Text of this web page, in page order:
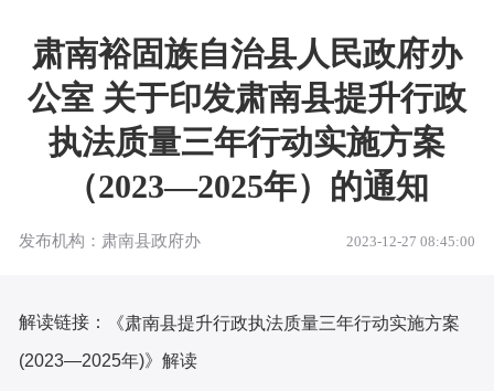
肃南裕固族自治县人民政府办
公室 关于印发肃南县提升行政
执法质量三年行动实施方案
（2023—2025年）的通知
发布机构：肃南县政府办 2023-12-27 08:45:00
解读链接： 《肃南县提升行政执法质量三年行动实施方案
(2023—2025年)》解读